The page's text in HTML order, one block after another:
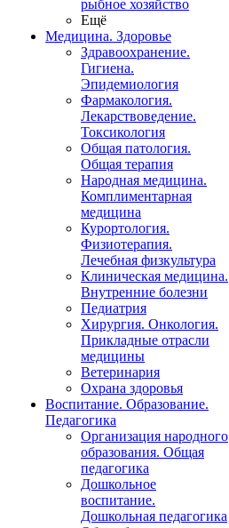
рыбное хозяйство
Ещё
Медицина. Здоровье
Здравоохранение.
Гигиена.
Эпидемиология
Фармакология.
Лекарствоведение.
Токсикология
Общая патология.
Общая терапия
Народная медицина.
Комплиментарная
медицина
Курортология.
Физиотерапия.
Лечебная физкультура
Клиническая медицина.
Внутренние болезни
Педиатрия
Хирургия. Онкология.
Прикладные отрасли
медицины
Ветеринария
Охрана здоровья
Воспитание. Образование.
Педагогика
Организация народного
образования. Общая
педагогика
Дошкольное
воспитание.
Дошкольная педагогика